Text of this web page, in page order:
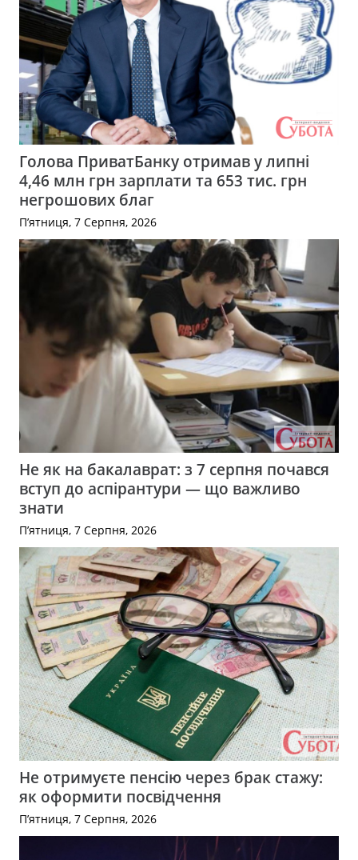
Голова ПриватБанку отримав у липні
4,46 млн грн зарплати та 653 тис. грн
негрошових благ
П’ятниця, 7 Серпня, 2026
Не як на бакалаврат: з 7 серпня почався
вступ до аспірантури — що важливо
знати
П’ятниця, 7 Серпня, 2026
Не отримуєте пенсію через брак стажу:
як оформити посвідчення
П’ятниця, 7 Серпня, 2026